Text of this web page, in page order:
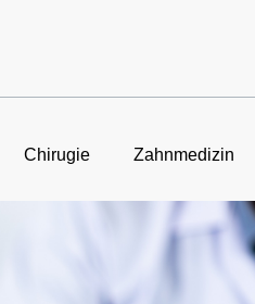
Chirugie Zahnmedizin